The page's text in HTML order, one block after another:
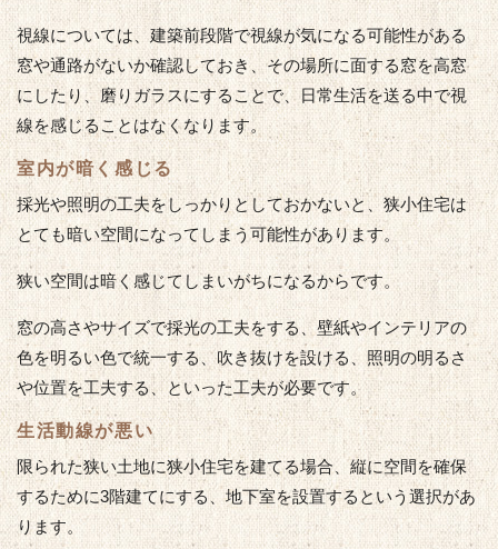
視線については、建築前段階で視線が気になる可能性がある
窓や通路がないか確認しておき、その場所に面する窓を高窓
にしたり、磨りガラスにすることで、日常生活を送る中で視
線を感じることはなくなります。
室内が暗く感じる
採光や照明の工夫をしっかりとしておかないと、狭小住宅は
とても暗い空間になってしまう可能性があります。
狭い空間は暗く感じてしまいがちになるからです。
窓の高さやサイズで採光の工夫をする、壁紙やインテリアの
色を明るい色で統一する、吹き抜けを設ける、照明の明るさ
や位置を工夫する、といった工夫が必要です。
生活動線が悪い
限られた狭い土地に狭小住宅を建てる場合、縦に空間を確保
するために3階建てにする、地下室を設置するという選択があ
ります。